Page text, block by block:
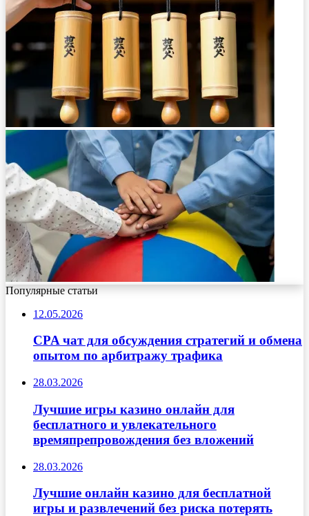
Популярные статьи
12.05.2026
CPA чат для обсуждения стратегий и обмена
опытом по арбитражу трафика
28.03.2026
Лучшие игры казино онлайн для
бесплатного и увлекательного
времяпрепровождения без вложений
28.03.2026
Лучшие онлайн казино для бесплатной
игры и развлечений без риска потерять